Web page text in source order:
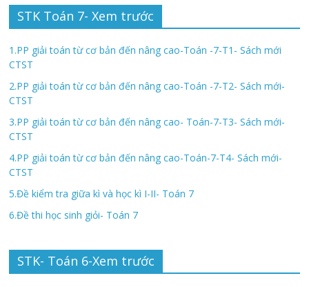
STK Toán 7- Xem trước
1.PP giải toán từ cơ bản đến nâng cao-Toán -7-T1- Sách mới
CTST
2.PP giải toán từ cơ bản đến nâng cao-Toán -7-T2- Sách mới-
CTST
3.PP giải toán từ cơ bản đến nâng cao- Toán-7-T3- Sách mới-
CTST
4.PP giải toán từ cơ bản đến nâng cao-Toán-7-T4- Sách mới-
CTST
5.Đề kiểm tra giữa kì và học kì I-II- Toán 7
6.Đề thi học sinh giỏi- Toán 7
STK- Toán 6-Xem trước